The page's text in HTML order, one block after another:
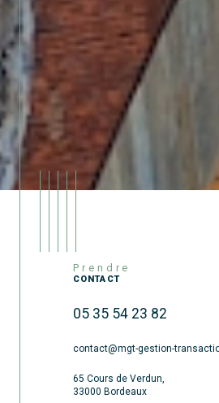
Prendre
CONTACT
05 35 54 23 82
contact@mgt-gestion-
65 Cours de Verdun,
33000 Bordeaux